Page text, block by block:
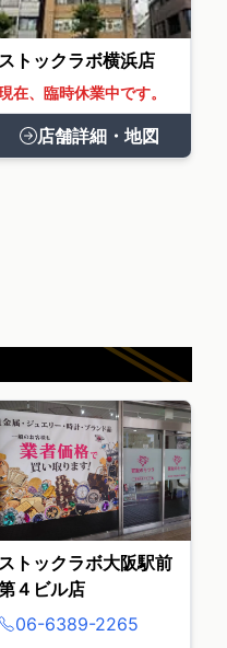
ストックラボ横浜店
在、臨時休業中です。
店舗詳細・地図
ストックラボ大阪駅前
４ビル店
06-6389-2265